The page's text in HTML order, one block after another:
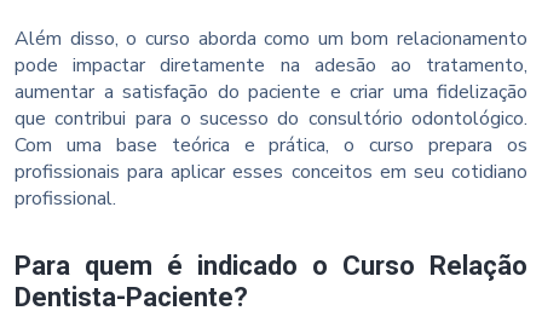
Além disso, o curso aborda como um bom relacionamento
pode impactar diretamente na adesão ao tratamento,
aumentar a satisfação do paciente e criar uma fidelização
que contribui para o sucesso do consultório odontológico.
Com uma base teórica e prática, o curso prepara os
profissionais para aplicar esses conceitos em seu cotidiano
profissional.
Para quem é indicado o Curso Relação
Dentista-Paciente?